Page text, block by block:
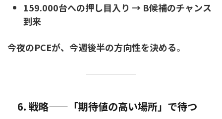
159.000台への押し目入り → B候補のチャンス
到来
今夜のPCEが、今週後半の方向性を決める。
6. 戦略——「期待値の高い場所」で待つ